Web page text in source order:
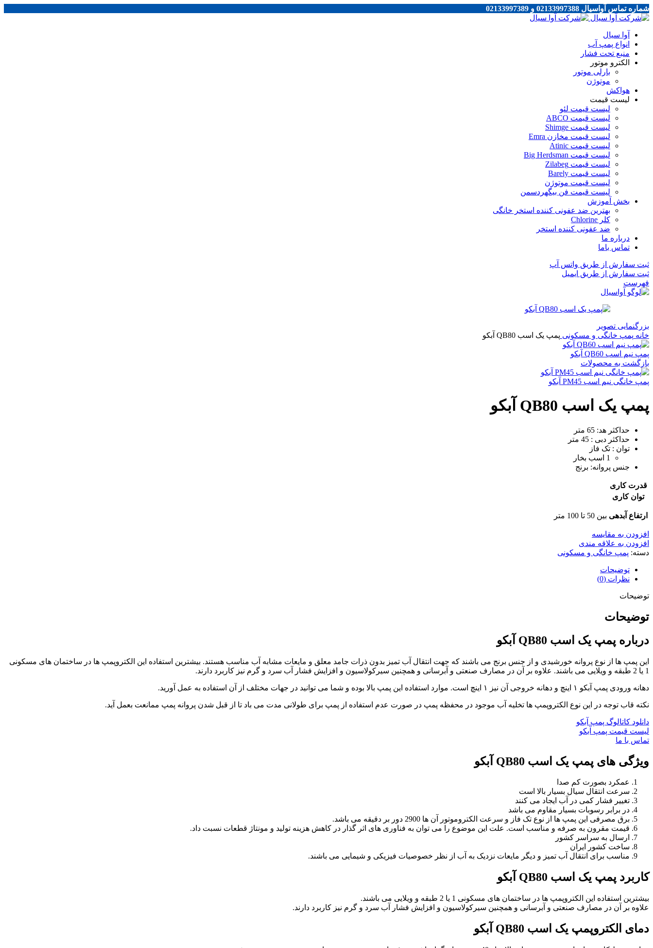
شماره تماس آواسیال 02133997388 و 02133997389
آوا سیال
انواع پمپ آب
منبع تحت فشار
الکترو موتور
بارلی موتور
موتوژن
هواکش
لیست قیمت
لیست قیمت لئو
لیست قیمت ABCO
لیست قیمت Shimge
لیست قیمت مخازن Emra
لیست قیمت Atinic
لیست قیمت Big Herdsman
لیست قیمت Zilabeg
لیست قیمت Barely
لیست قیمت موتوژن
لیست قیمت فن بیگهردسمن
بخش آموزش
بهترین ضد عفونی کننده استخر خانگی
کلر Chlorine
ضد عفونی کننده استخر
درباره ما
تماس باما
ثبت سفارش از طریق واتس آپ
ثبت سفارش از طریق ایمیل
فهرست
بزرگنمایی تصویر
خانه پمپ خانگی و مسکونی پمپ یک اسب QB80 آبکو
پمپ نیم اسب QB60 آبکو
بازگشت به محصولات
پمپ خانگی نیم اسب PM45 آبکو
پمپ یک اسب QB80 آبکو
حداکثر هد: 65 متر
حداکثر دبی : 45 متر
توان : تک فاز
1 اسب بخار
جنس پروانه: برنج
قدرت کاری
توان کاری
ارتفاع آبدهی بین 50 تا 100 متر
افزودن به مقایسه
افزودن به علاقه مندی
دسته: پمپ خانگی و مسکونی
توضیحات
نظرات (0)
توضیحات
توضیحات
درباره پمپ یک اسب QB80 آبکو
این پمپ ها از نوع پروانه خورشیدی و از جنس برنج می باشند که جهت انتقال آب تمیز بدون ذرات جامد معلق و مایعات مشابه آب مناسب هستند. بیشترین استفاده این الکتروپمپ ها در ساختمان های مسکونی
1 یا 2 طبقه و ویلایی می باشند. علاوه بر آن در مصارف صنعتی و آبرسانی و همچنین سیرکولاسیون و افزایش فشار آب سرد و گرم نیز کاربرد دارند.
دهانه ورودی پمپ آبکو ۱ اینچ و دهانه خروجی آن نیز ۱ اینچ است. موارد استفاده این پمپ بالا بوده و شما می توانید در جهات مختلف از آن استفاده به عمل آورید.
نکته قاب توجه در این نوع الکتروپمپ ها تخلیه آب موجود در محفظه پمپ در صورت عدم استفاده از پمپ برای طولانی مدت می باد تا از قبل شدن پروانه پمپ ممانعت بعمل آید.
دانلود کاتالوگ پمپ آبکو
لیست قیمت پمپ آبکو
تماس با ما
ویژگی های پمپ یک اسب QB80 آبکو
عمکرد بصورت کم صدا
سرعت انتقال سیال بسیار بالا است
تغییر فشار کمی در آب ایجاد می کنند
در برابر رسوبات بسیار مقاوم می باشد
برق مصرفی این پمپ ها از نوع تک فاز و سرعت الکتروموتور آن ها 2900 دور بر دقیقه می باشد.
قیمت مقرون به صرفه و مناسب است. علت این موضوع را می توان به فناوری های اثر گذار در کاهش هزینه تولید و مونتاژ قطعات نسبت داد.
ارسال به سراسر کشور
ساخت کشور ایران
مناسب برای انتقال آب تمیز و دیگر مایعات نزدیک به آب از نظر خصوصیات فیزیکی و شیمایی می باشند.
کاربرد پمپ یک اسب QB80 آبکو
بیشترین استفاده این الکتروپمپ ها در ساختمان های مسکونی 1 یا 2 طبقه و ویلایی می باشند.
علاوه بر آن در مصارف صنعتی و آبرسانی و همچنین سیرکولاسیون و افزایش فشار آب سرد و گرم نیز کاربرد دارند.
دمای الکتروپمپ یک اسب QB80 آبکو